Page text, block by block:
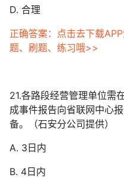
D. 合理
正确答案：点击去下载
题、刷题、练习哦>>
21.各路段经营管理单位需
成事件报告向省联网中心
备。（石安分公司提供）
A. 3日内
B. 4日内